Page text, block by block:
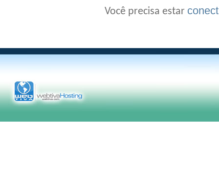
Você precisa estar